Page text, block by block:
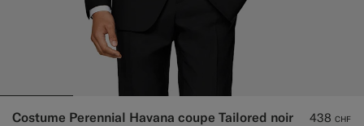
Costume Perennial Havana coupe Tailored noir 438 CHF